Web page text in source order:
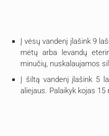
Į vėsų vandenį įlašink 9
mėtų arba levandų
minučių, nuskalaujamos
Į šiltą vandenį įlašink 5
aliejaus. Palaikyk kojas 15